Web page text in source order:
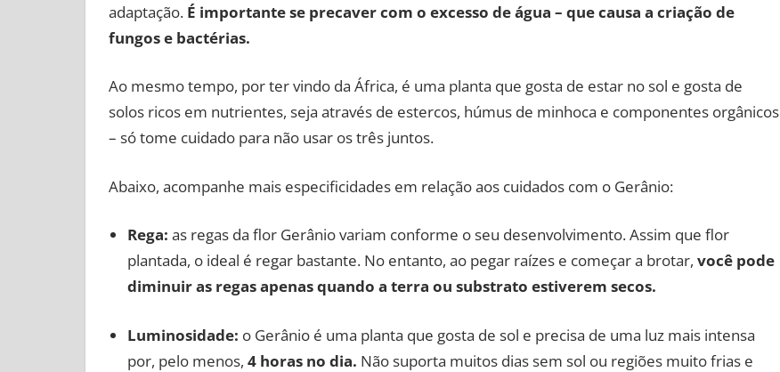
adaptação. É importante se precaver com o excesso de água – que causa a criação de
fungos e bactérias.
Ao mesmo tempo, por ter vindo da África, é uma planta que gosta de estar no sol e gosta de
solos ricos em nutrientes, seja através de estercos, húmus de minhoca e componentes orgânicos
– só tome cuidado para não usar os três juntos.
Abaixo, acompanhe mais especificidades em relação aos cuidados com o Gerânio:
Rega: as regas da flor Gerânio variam conforme o seu desenvolvimento. Assim que flor
plantada, o ideal é regar bastante. No entanto, ao pegar raízes e começar a brotar, você pode
diminuir as regas apenas quando a terra ou substrato estiverem secos.
Luminosidade: o Gerânio é uma planta que gosta de sol e precisa de uma luz mais intensa
por, pelo menos, 4 horas no dia. Não suporta muitos dias sem sol ou regiões muito frias e